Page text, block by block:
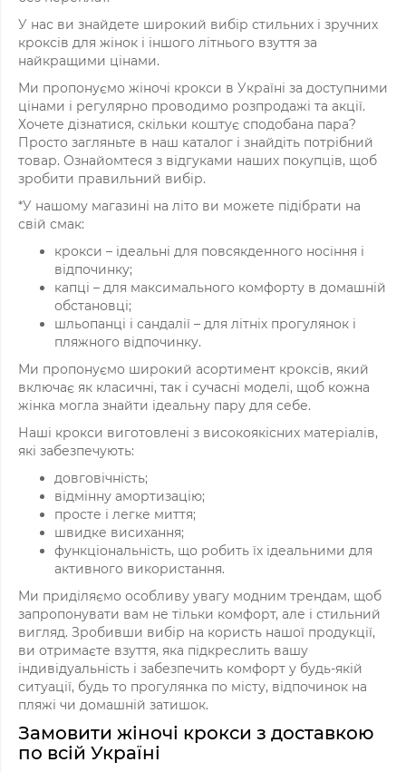
У нас ви знайдете широкий вибір стильних і зручних
кроксів для жінок і іншого літнього взуття за
найкращими цінами.
Ми пропонуємо жіночі крокси в Україні за доступними
цінами і регулярно проводимо розпродажі та акції.
Хочете дізнатися, скільки коштує сподобана пара?
Просто загляньте в наш каталог і знайдіть потрібний
товар. Ознайомтеся з відгуками наших покупців, щоб
зробити правильний вибір.
*У нашому магазині на літо ви можете підібрати на
свій смак:
крокси – ідеальні для повсякденного носіння і
відпочинку;
капці – для максимального комфорту в домашній
обстановці;
шльопанці і сандалії – для літніх прогулянок і
пляжного відпочинку.
Ми пропонуємо широкий асортимент кроксів, який
включає як класичні, так і сучасні моделі, щоб кожна
жінка могла знайти ідеальну пару для себе.
Наші крокси виготовлені з високоякісних матеріалів,
які забезпечують:
довговічність;
відмінну амортизацію;
просте і легке миття;
швидке висихання;
функціональність, що робить їх ідеальними для
активного використання.
Ми приділяємо особливу увагу модним трендам, щоб
запропонувати вам не тільки комфорт, але і стильний
вигляд. Зробивши вибір на користь нашої продукції,
ви отримаєте взуття, яка підкреслить вашу
індивідуальність і забезпечить комфорт у будь-якій
ситуації, будь то прогулянка по місту, відпочинок на
пляжі чи домашній затишок.
Замовити жіночі крокси з доставкою
по всій Україні